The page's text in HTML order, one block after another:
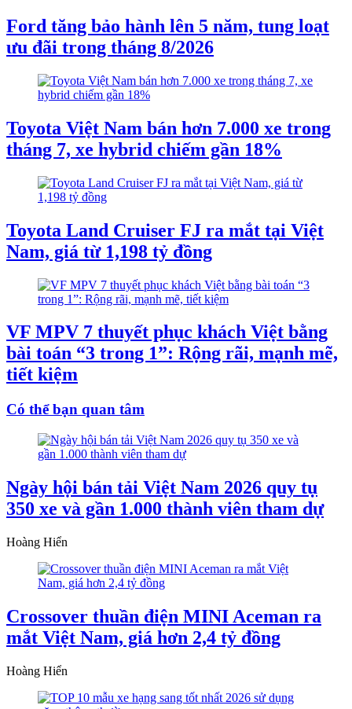
Ford tăng bảo hành lên 5 năm, tung loạt
ưu đãi trong tháng 8/2026
Toyota Việt Nam bán hơn 7.000 xe trong
tháng 7, xe hybrid chiếm gần 18%
Toyota Land Cruiser FJ ra mắt tại Việt
Nam, giá từ 1,198 tỷ đồng
VF MPV 7 thuyết phục khách Việt bằng
bài toán “3 trong 1”: Rộng rãi, mạnh mẽ,
tiết kiệm
Có thể bạn quan tâm
Ngày hội bán tải Việt Nam 2026 quy tụ
350 xe và gần 1.000 thành viên tham dự
Hoàng Hiển
Crossover thuần điện MINI Aceman ra
mắt Việt Nam, giá hơn 2,4 tỷ đồng
Hoàng Hiển